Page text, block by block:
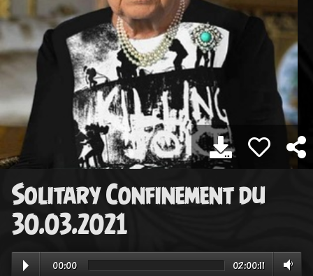
Solitary Confinement du
30.03.2021
00:00 02:00:11